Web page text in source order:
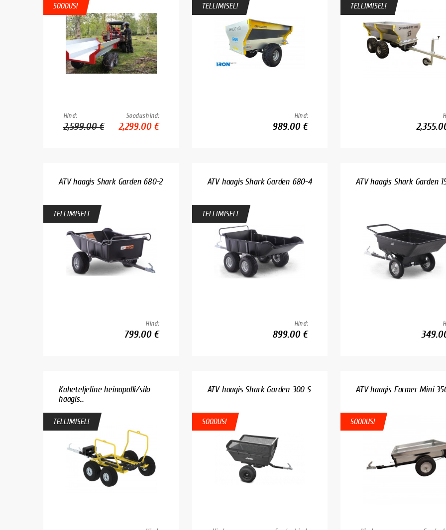
SOODUS!
Hind:
2,599.00 €
Soodushind:
2,299.00 €
TELLIMISEL!
Hind:
989.00 €
TELLIMISEL!
ATV haagis Shark Garden 680-2
TELLIMISEL!
Hind:
799.00 €
ATV haagis Shark Garden 680-4
TELLIMISEL!
Hind:
899.00 €
ATV haagis Shark Garden
Kaheteljeline heinapalli/silo
haagis...
TELLIMISEL!
ATV haagis Shark Garden 300 S
SOODUS!
ATV haagis Farmer Mini
SOODUS!